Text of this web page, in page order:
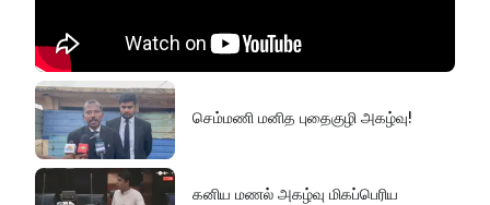
செம்மணி மனித புதைகுழி அகழ்வு!
கனிய மணல் அகழ்வு மிகப்பெரிய